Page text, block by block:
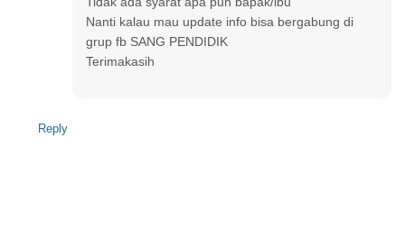
Nanti kalau mau update info bisa bergabung di
grup fb SANG PENDIDIK
Terimakasih
Reply